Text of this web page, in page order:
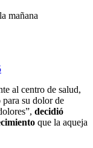
mañana
al centro de salud,
su dolor de
decidió
que la aqueja